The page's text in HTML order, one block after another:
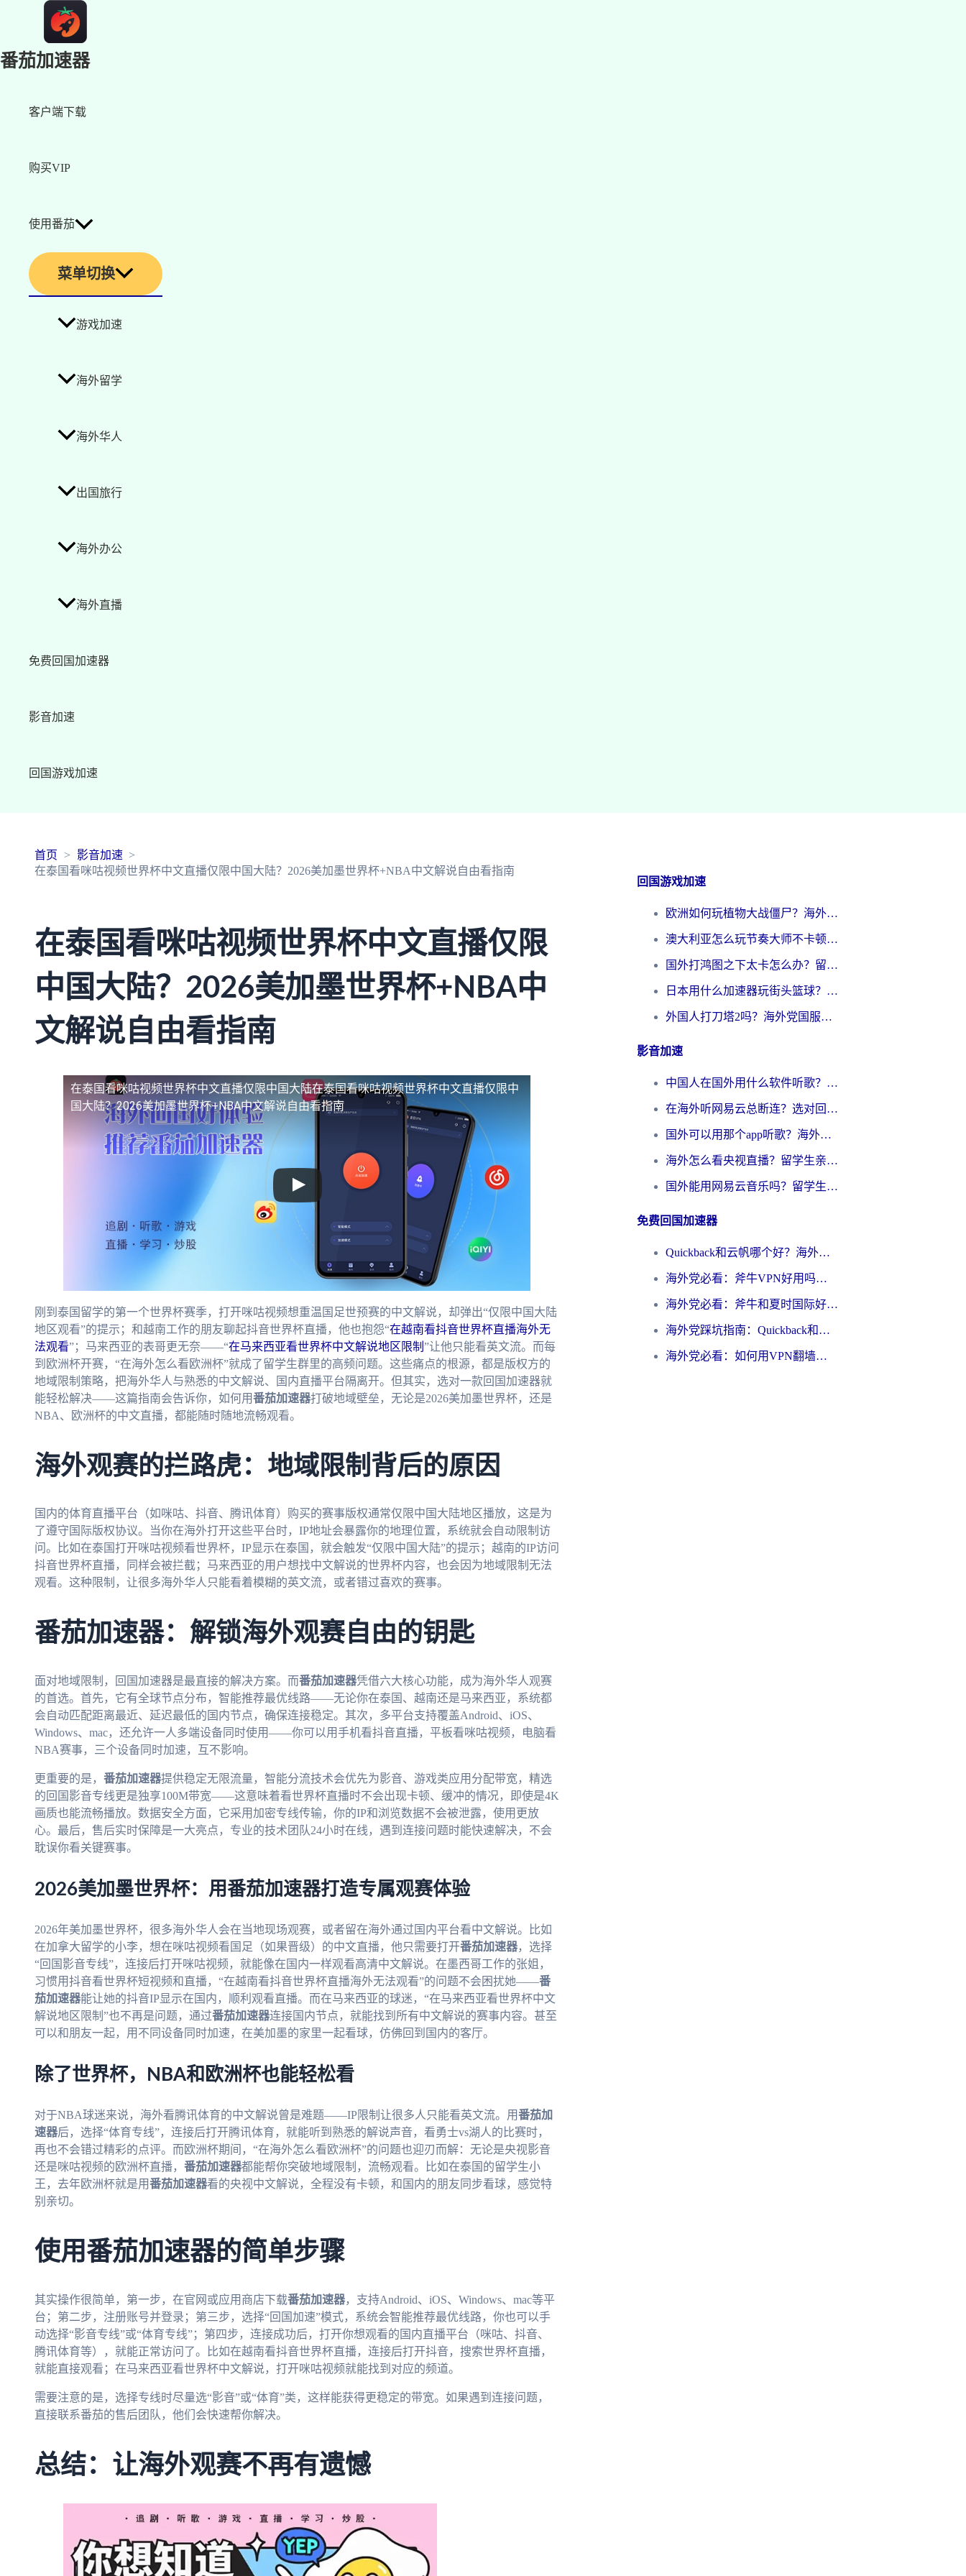
番茄加速器
客户端下载
购买VIP
使用番茄
菜单切换
游戏加速
海外留学
海外华人
出国旅行
海外办公
海外直播
免费回国加速器
影音加速
回国游戏加速
首页
影音加速
在泰国看咪咕视频世界杯中文直播仅限中国大陆？2026美加墨世界杯+NBA中文解说自由看指南
在泰国看咪咕视频世界杯中文直播仅限
中国大陆？2026美加墨世界杯+NBA中
文解说自由看指南
在泰国看咪咕视频世界杯中文直播仅限中国大陆在泰国看咪咕视频世界杯中文直播仅限中
国大陆？2026美加墨世界杯+NBA中文解说自由看指南
刚到泰国留学的第一个世界杯赛季，打开咪咕视频想重温国足世预赛的中文解说，却弹出“仅限中国大陆
地区观看”的提示；和越南工作的朋友聊起抖音世界杯直播，他也抱怨“在越南看抖音世界杯直播海外无
法观看”；马来西亚的表哥更无奈——“在马来西亚看世界杯中文解说地区限制 ”让他只能看英文流。而每
到欧洲杯开赛，“在海外怎么看欧洲杯”就成了留学生群里的高频问题。这些痛点的根源，都是版权方的
地域限制策略，把海外华人与熟悉的中文解说、国内直播平台隔离开。但其实，选对一款回国加速器就
能轻松解决——这篇指南会告诉你，如何用番茄加速器打破地域壁垒，无论是2026美加墨世界杯，还是
NBA、欧洲杯的中文直播，都能随时随地流畅观看。
海外观赛的拦路虎：地域限制背后的原因
国内的体育直播平台（如咪咕、抖音、腾讯体育）购买的赛事版权通常仅限中国大陆地区播放，这是为
了遵守国际版权协议。当你在海外打开这些平台时，IP地址会暴露你的地理位置，系统就会自动限制访
问。比如在泰国打开咪咕视频看世界杯，IP显示在泰国，就会触发“仅限中国大陆”的提示；越南的IP访问
抖音世界杯直播，同样会被拦截；马来西亚的用户想找中文解说的世界杯内容，也会因为地域限制无法
观看。这种限制，让很多海外华人只能看着模糊的英文流，或者错过喜欢的赛事。
番茄加速器：解锁海外观赛自由的钥匙
面对地域限制，回国加速器是最直接的解决方案。而番茄加速器凭借六大核心功能，成为海外华人观赛
的首选。首先，它有全球节点分布，智能推荐最优线路——无论你在泰国、越南还是马来西亚，系统都
会自动匹配距离最近、延迟最低的国内节点，确保连接稳定。其次，多平台支持覆盖Android、iOS、
Windows、mac，还允许一人多端设备同时使用——你可以用手机看抖音直播，平板看咪咕视频，电脑看
NBA赛事，三个设备同时加速，互不影响。
更重要的是， 番茄加速器提供稳定无限流量，智能分流技术会优先为影音、游戏类应用分配带宽，精选
的回国影音专线更是独享100M带宽——这意味着看世界杯直播时不会出现卡顿、缓冲的情况，即使是4K
画质也能流畅播放。数据安全方面，它采用加密专线传输，你的IP和浏览数据不会被泄露，使用更放
心。最后，售后实时保障是一大亮点，专业的技术团队24小时在线，遇到连接问题时能快速解决，不会
耽误你看关键赛事。
2026美加墨世界杯：用番茄加速器打造专属观赛体验
2026年美加墨世界杯，很多海外华人会在当地现场观赛，或者留在海外通过国内平台看中文解说。比如
在加拿大留学的小李，想在咪咕视频看国足（如果晋级）的中文直播，他只需要打开番茄加速器，选择
“回国影音专线”，连接后打开咪咕视频，就能像在国内一样观看高清中文解说。在墨西哥工作的张姐，
习惯用抖音看世界杯短视频和直播，“在越南看抖音世界杯直播海外无法观看”的问题不会困扰她——番
茄加速器能让她的抖音IP显示在国内，顺利观看直播。而在马来西亚的球迷，“在马来西亚看世界杯中文
解说地区限制”也不再是问题，通过番茄加速器连接国内节点，就能找到所有中文解说的赛事内容。甚至
可以和朋友一起，用不同设备同时加速，在美加墨的家里一起看球，仿佛回到国内的客厅。
除了世界杯，NBA和欧洲杯也能轻松看
对于NBA球迷来说，海外看腾讯体育的中文解说曾是难题——IP限制让很多人只能看英文流。用番茄加
速器后，选择“体育专线”，连接后打开腾讯体育，就能听到熟悉的解说声音，看勇士vs湖人的比赛时，
再也不会错过精彩的点评。而欧洲杯期间，“在海外怎么看欧洲杯”的问题也迎刃而解：无论是央视影音
还是咪咕视频的欧洲杯直播， 番茄加速器都能帮你突破地域限制，流畅观看。比如在泰国的留学生小
王，去年欧洲杯就是用番茄加速器看的央视中文解说，全程没有卡顿，和国内的朋友同步看球，感觉特
别亲切。
使用番茄加速器的简单步骤
其实操作很简单，第一步，在官网或应用商店下载番茄加速器，支持Android、iOS、Windows、mac等平
台；第二步，注册账号并登录；第三步，选择“回国加速”模式，系统会智能推荐最优线路，你也可以手
动选择“影音专线”或“体育专线”；第四步，连接成功后，打开你想观看的国内直播平台（咪咕、抖音、
腾讯体育等），就能正常访问了。比如在越南看抖音世界杯直播，连接后打开抖音，搜索世界杯直播，
就能直接观看；在马来西亚看世界杯中文解说，打开咪咕视频就能找到对应的频道。
需要注意的是，选择专线时尽量选“影音”或“体育”类，这样能获得更稳定的带宽。如果遇到连接问题，
直接联系番茄的售后团队，他们会快速帮你解决。
总结：让海外观赛不再有遗憾
回国游戏加速
欧洲如何玩植物大战僵尸？海外党国服游戏加速避坑指南（附实测对比）
澳大利亚怎么玩节奏大师不卡顿？海外党国服游戏加速终极指南
国外打鸿图之下太卡怎么办？留学生亲测有效的国服游戏加速方案
日本用什么加速器玩街头篮球？海外党国服游戏不卡顿的终极攻略
外国人打刀塔2吗？海外党国服游戏加速避坑全攻略
影音加速
中国人在国外用什么软件听歌？别再被地域限制卡脖子，这篇教你轻松解锁国内音乐库
在海外听网易云总断连？选对回国加速器，告别地区限制和卡顿
国外可以用那个app听歌？海外党亲测有效的回国加速方案，轻松听国内音乐听书
海外怎么看央视直播？留学生亲测：3步解决版权限制+追剧自由
国外能用网易云音乐吗？留学生亲测：3步解决海外听歌难题
免费回国加速器
Quickback和云帆哪个好？海外党2026亲测指南：选对加速器大陆工具，无缝刷国内剧玩国服
海外党必看：斧牛VPN好用吗？和GoLinkVPN对比哪个回国效果更好？
海外党必看：斧牛和夏时国际好用吗？3步选对回国加速器，无缝刷国内资源
海外党踩坑指南：Quickback和归雁好用吗？选对加速器才能无缝刷国内资源
海外党必看：如何用VPN翻墙到大陆PTT？一篇解决你所有回国加速痛点